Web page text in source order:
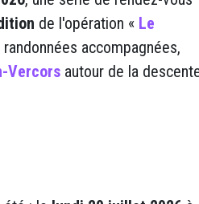
de l'opération « Le
accompagnées,
Vercors autour de la